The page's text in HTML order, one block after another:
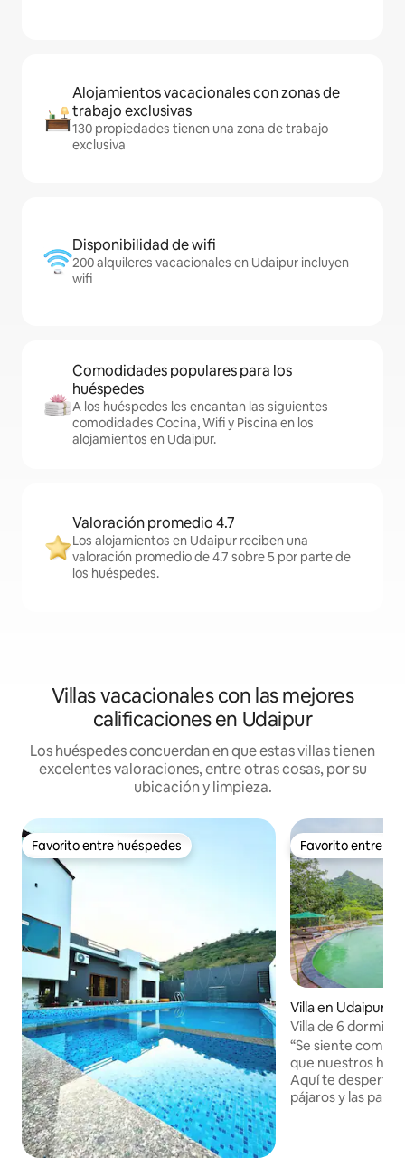
Alojamientos vacacionales con zonas de
trabajo exclusivas
130 propiedades tienen una zona de trabajo
exclusiva
Disponibilidad de wifi
200 alquileres vacacionales en Udaipur incluyen
wifi
Comodidades populares para los
huéspedes
A los huéspedes les encantan las siguientes
comodidades Cocina, Wifi y Piscina en los
alojamientos en Udaipur.
Valoración promedio 4.7
Los alojamientos en Udaipur reciben una
valoración promedio de 4.7 sobre 5 por parte de
los huéspedes.
Villas vacacionales con las mejores
calificaciones en Udaipur
Los huéspedes concuerdan en que estas villas tienen
excelentes valoraciones, entre otras cosas, por su
ubicación y limpieza.
Favorito entre huéspedes
Favorito entre huéspedes Favorito entre
Favorito entre
Villa en Udaipur
Villa de 6
estacionamiento
“Se siente como
que nuestros
Aquí te
pájaros y las paredes